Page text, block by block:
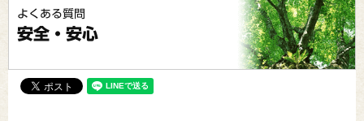
よくある質問
安全・安心